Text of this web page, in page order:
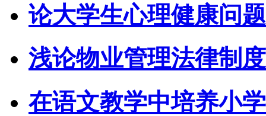
论大学生心理健康问
浅论物业管理法律制
在语文教学中培养小